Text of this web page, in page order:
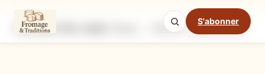
S'abonner
Ingrédients Étapes
Mode cuisine